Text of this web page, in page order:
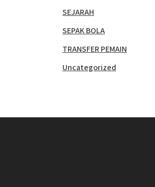
SEJARAH
SEPAK BOLA
TRANSFER PEMAIN
Uncategorized